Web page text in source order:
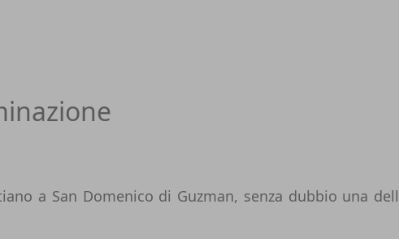
a San Domenico di Guzman, senza dubbio una